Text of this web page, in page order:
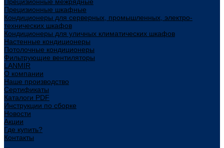
Прецизионные шкафные
Кондиционеры для серверных, промышленных, электро-
технических шкафов
Кондиционеры для уличных климатических шкафов
Настенные кондиционеры
Потолочные кондиционеры
Фильтрующие вентиляторы
LANMIR
О компании
Наше производство
Сертификаты
Каталоги PDF
Инструкции по сборке
Новости
Акции
Где купить?
Контакты